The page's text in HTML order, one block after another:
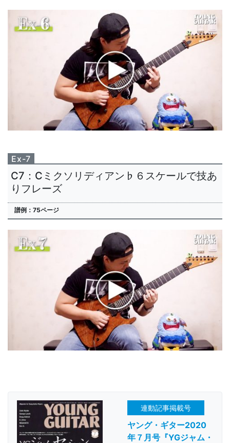
Ex-7
C7：Cミクソリディアン♭６スケールで技あ
りフレーズ
譜例：75ページ
連動記事掲載号
ヤング・ギター2020
年７月号『YGジャム・